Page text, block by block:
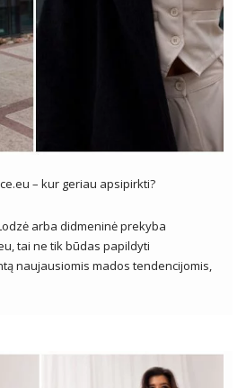
– kur geriau apsipirkti?
arba didmeninė prekyba
tai ne tik būdas papildyti
naujausiomis mados tendencijomis,